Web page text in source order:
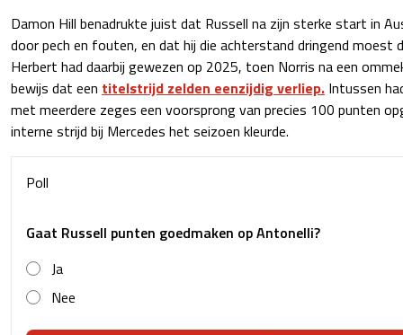
Damon Hill benadrukte juist dat Russell na zijn sterke start in
door pech en fouten, en dat hij die achterstand dringend moest
Herbert had daarbij gewezen op 2025, toen Norris na een
bewijs dat een titelstrijd zelden eenzijdig verliep. Intussen
met meerdere zeges een voorsprong van precies 100 punten
interne strijd bij Mercedes het seizoen kleurde.
Poll
Gaat Russell punten goedmaken op Antonelli?
Ja
Nee